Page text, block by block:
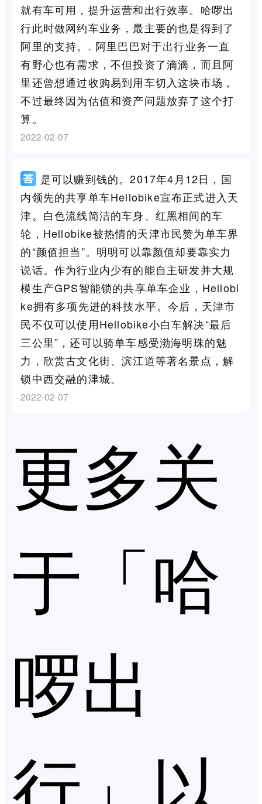
就有车可用，提升运营和出行效率。哈啰出
行此时做网约车业务，最主要的也是得到了
阿里的支持。. 阿里巴巴对于出行业务一直
有野心也有需求，不但投资了滴滴，而且阿
里还曾想通过收购易到用车切入这块市场，
不过最终因为估值和资产问题放弃了这个打
算。
2022-02-07
是可以赚到钱的。2017年4月12日，国
内领先的共享单车Hellobike宣布正式进入天
津。白色流线简洁的车身、红黑相间的车
轮，Hellobike被热情的天津市民赞为单车界
的“颜值担当”。明明可以靠颜值却要靠实力
说话。作为行业内少有的能自主研发并大规
模生产GPS智能锁的共享单车企业，Hellobi
ke拥有多项先进的科技水平。今后，天津市
民不仅可以使用Hellobike小白车解决“最后
三公里”，还可以骑单车感受渤海明珠的魅
力，欣赏古文化街、滨江道等著名景点，解
锁中西交融的津城。
2022-02-07
更多关
于「哈
啰出